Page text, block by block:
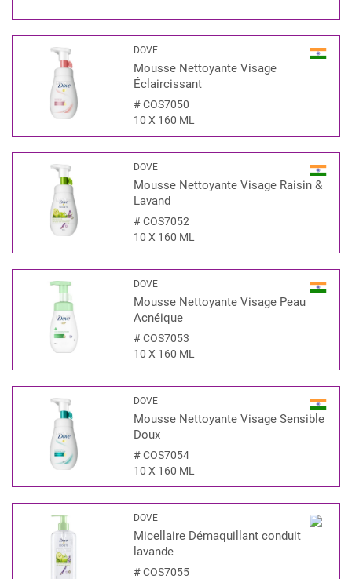
DOVE
Mousse Nettoyante Visage
Éclaircissant
#COS7050
10 X 160 ML
DOVE
Mousse Nettoyante Visage Raisin &
Lavand
#COS7052
10 X 160 ML
DOVE
Mousse Nettoyante Visage Peau
Acnéique
#COS7053
10 X 160 ML
DOVE
Mousse Nettoyante Visage Sensible
Doux
#COS7054
10 X 160 ML
DOVE
Micellaire Démaquillant conduit
lavande
#COS7055